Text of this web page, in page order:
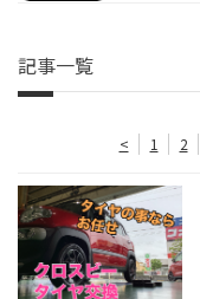
記事一覧
< 1 2